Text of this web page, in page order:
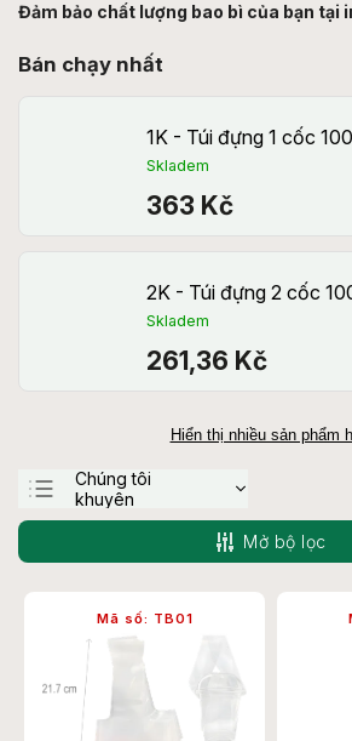
Đảm bảo chất lượng bao bì của bạn tại
Bán chạy nhất
1K - Túi đựng 1 cốc
Skladem
363 Kč
2K - Túi đựng 2 cốc
Skladem
261,36 Kč
Hiển thị nhiều sản phẩm
Chúng tôi
khuyên
Đắt nhất
Bán chạy nhất
theo thứ tự abc
Mở bộ lọc
Mã số: TB01